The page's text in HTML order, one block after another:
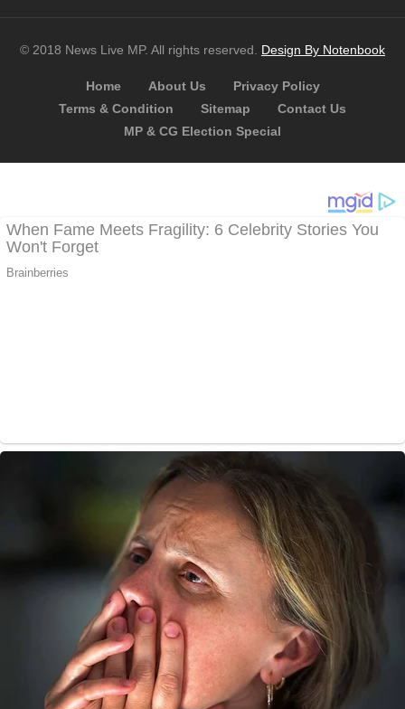
© 2018 News Live MP. All rights reserved. Design By Notenbook
Home About Us
Privacy Policy
Terms & Condition
Sitemap
Contact Us
MP & CG Election Special